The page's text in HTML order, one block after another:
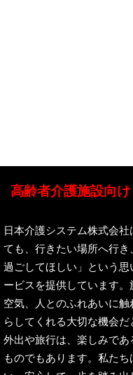
高齢者介護施設向
日本介護システム株式会
ても、行きたい場所へ行
過ごしてほしい」という
ービスを提供しています
空気、人とのふれあいに
らしてくれる大切な機会
外出や旅行は、楽しみで
ものでもあります。私た